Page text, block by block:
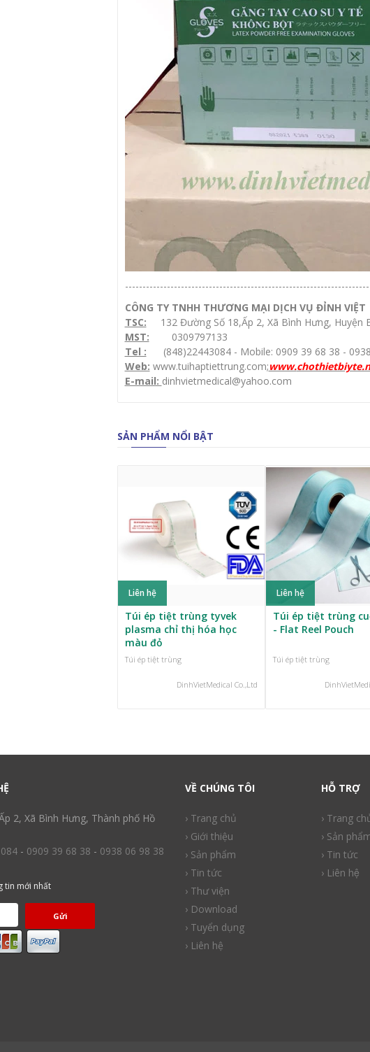
CÔNG TY TNHH THƯƠNG MẠI DỊCH VỤ ĐỈNH VIỆT
TSC: 132 Đường Số 18,Ấp 2, Xã Bình Hưng, Huyện
MST: 0309797133
Tel : (848)22443084 - Mobile: 0909 39 68 38 -
Web: www.tuihaptiettrung.com;www.
E-mail: dinhvietmedical@yahoo.com
SẢN PHẨM NỔI BẬT
Liên hệ
Túi ép tiệt trùng tyvek
plasma chỉ thị hóa học
màu đỏ
Túi ép tiệt trùng
DinhVietMedical Co.,Ltd
Liên hệ
Túi ép tiệt trùng
- Flat Reel Pouch
Túi ép tiệt trùng
2, Xã Bình Hưng, Thành phố Hồ
- 0909 39 68 38 - 0938 06 98 38
tin mới nhất
Gửi
VỀ CHÚNG TÔI
› Trang chủ
› Giới thiệu
› Sản phẩm
› Tin tức
› Thư viện
› Download
› Tuyển dụng
› Liên hệ
HỖ TRỢ
› Trang
› Sản
› Tin tức
› Liên hệ